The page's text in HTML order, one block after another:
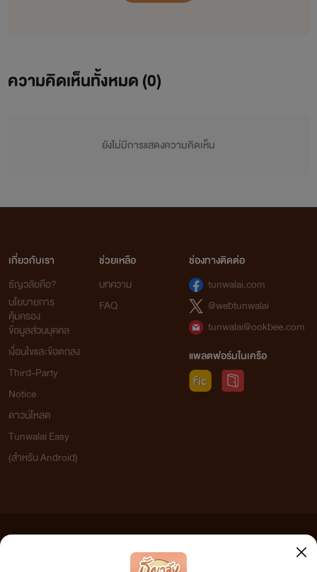
ความคิดเห็นทั้งหมด (0)
ยังไม่มีการแสดงความคิดเห็น
เกี่ยวกับเรา
ธัญวลัยคือ?
นโยบายการ
คุ้มครอง
ข้อมูลส่วนบุคคล
เงื่อนไขและข้อตกลง
Third-Party
Notice
ดาวน์โหลด
Tunwalai Easy
(สำหรับ Android)
ช่วยเหลือ
บทความ
FAQ
ช่องทางติดต่อ
tunwalai.com
@webtunwalai
tunwalai@ookbee.com
แพลตฟอร์มในเครือ
เว็บไซต์แห่งนี้ไม่ได้เห็นด้วยและไม่ขอรับผิดชอบต่อข้อความใดๆ ทั้งสิ้น ดังนั้นผู้อ่านทุกท่านโปรดใช้